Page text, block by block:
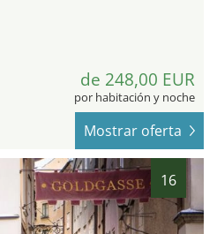
de 248,00 EUR
por habitación y noche
Mostrar oferta
16